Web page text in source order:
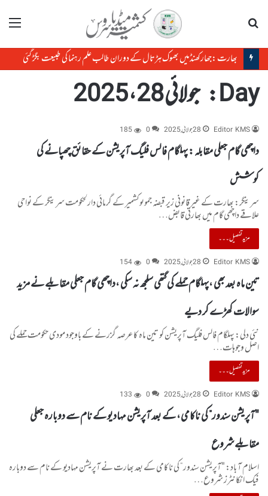
مینو
بھارت :جھارکھنڈمیں بھوک ہڑتال کے دوران طالب علم رہنما کی طبیعت بگڑ گئی
Day: جولائی 28، 2025
Editor KMS 28 جولائی, 2025 0
185
داچھی گام جعلی مقابلہ : پہلگام فالس فلیگ آپریشن کے حقائق چھپانے کی
کوشش
سرینگر: بھارت کے غیر قانونی زیر قبضہ جموںوکشمیر کے گرمائی دارلحکومت سرینگر کے نواحی
علاقے داچھی گام میں بھارتی قابض…
مزید تفصیل۔۔۔
Editor KMS 28 جولائی, 2025 0
154
تین ماہ بعد بھی ،پہلگام حملے کی گتھی سلجھ نہ سکی ،داچھی گام جعلی مقابلے نے مزید
سوالات کھڑے کر دیے
نئی دلی: پہلگام فالس فلیگ آپریشن کو تین ماہ کا عرصہ گزرنے کے باوجود مودی حکومت حملے کی
اصل وجوہات…
مزید تفصیل۔۔۔
Editor KMS 28 جولائی, 2025 0
133
"آپریشن سندور” کی ناکامی، کے بعد آپریشن مہادیو کے نام سے دوبارہ جعلی
مقابلے شروع
اسلام آ باد: "آپریشن سندور” کی ناکامی کے بعد بھارت نے آپریشن مہادیو کے نام سے دوبارہ
فیک انکانٹرز شروع…